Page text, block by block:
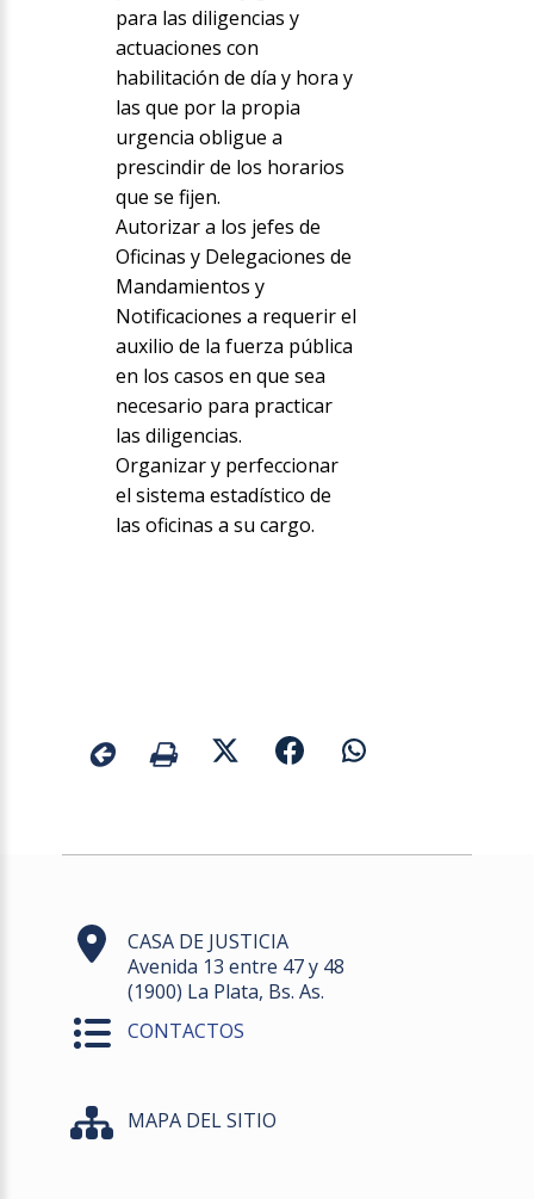
para las diligencias y
actuaciones con
habilitación de día y hora y
las que por la propia
urgencia obligue a
prescindir de los horarios
que se fijen.
Autorizar a los jefes de
Oficinas y Delegaciones de
Mandamientos y
Notificaciones a requerir el
auxilio de la fuerza pública
en los casos en que sea
necesario para practicar
las diligencias.
Organizar y perfeccionar
el sistema estadístico de
las oficinas a su cargo.
CASA DE JUSTICIA
Avenida 13 entre 47 y 48
(1900) La Plata, Bs. As.
CONTACTOS
MAPA DEL SITIO